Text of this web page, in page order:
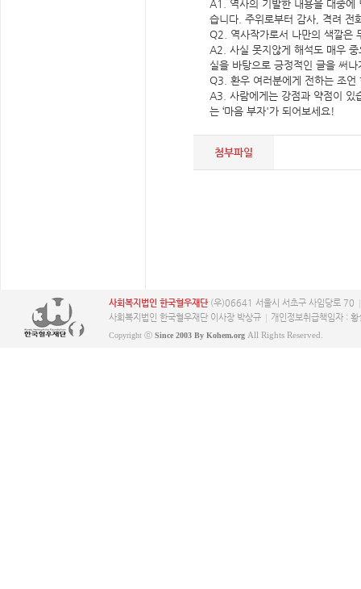
A1. 역사의 기발한 내용을 대중에
습니다. 주위로부터 감사, 격려 전
Q2. 역사작가로서 나만의 색깔은
A2. 사실 못지않게 해석도 매우
실을 바탕으로 긍정적인 글을 써
Q3. 환우 여러분에게 전하는 조언
A3. 사람에게는 강점과 약점이 있
는 ‘마음 부자'가 되어보세요!
첨부파일
사회복지법인 한국혈우재단(우)06641 서울시 서초구 사임당로 70
사회복지법인 한국혈우재단 이사장 박상규
개인정보취급책임자 : 황
Copyright ⓒ Since 2003 By Kohem.org All Rights Reserved.